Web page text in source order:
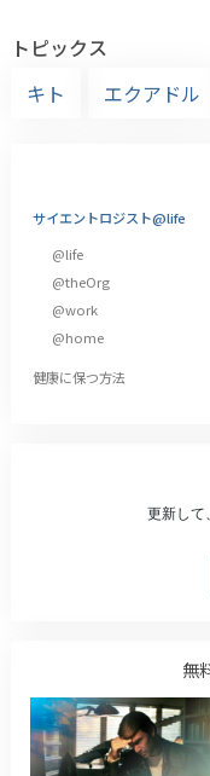
トピックス
キト
エクアドル
サイエントロジスト@life
@life
@theOrg
@work
@home
健康に保つ方法
更新して
無